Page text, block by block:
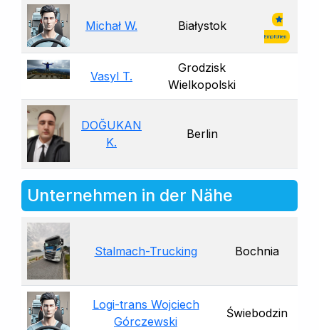
Michał W. Białystok
Empfohlen
Vasyl T.
Grodzisk
Wielkopolski
DOĞUKAN
K.
Berlin
Unternehmen in der Nähe
Stalmach-Trucking Bochnia
Logi-trans Wojciech
Górczewski
Świebodzin